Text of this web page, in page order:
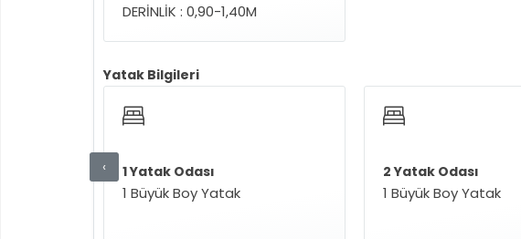
DERİNLİK : 0,90-1,40M
Yatak Bilgileri
1 Yatak Odası
1 Büyük Boy Yatak
2 Yatak Odası
1 Büyük Boy Yatak
‹